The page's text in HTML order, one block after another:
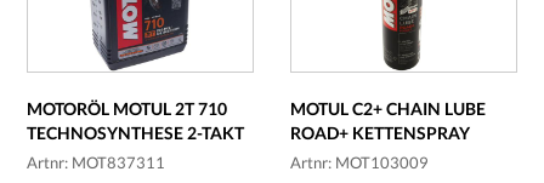
MOTORÖL MOTUL 2T 710
TECHNOSYNTHESE 2-TAKT
Artnr: MOT837311
MOTUL C2+ CHAIN LUBE
ROAD+ KETTENSPRAY
Artnr: MOT103009